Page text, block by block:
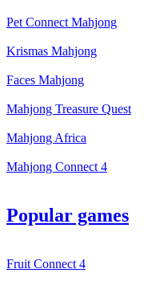
Pet Connect Mahjong
Krismas Mahjong
Faces Mahjong
Mahjong Treasure Quest
Mahjong Africa
Mahjong Connect 4
Popular games
Fruit Connect 4